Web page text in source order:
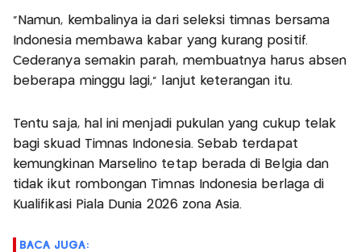
“Namun, kembalinya ia dari seleksi timnas bersama
Indonesia membawa kabar yang kurang positif.
Cederanya semakin parah, membuatnya harus absen
beberapa minggu lagi,” lanjut keterangan itu.
Tentu saja, hal ini menjadi pukulan yang cukup telak
bagi skuad Timnas Indonesia. Sebab terdapat
kemungkinan Marselino tetap berada di Belgia dan
tidak ikut rombongan Timnas Indonesia berlaga di
Kualifikasi Piala Dunia 2026 zona Asia.
BACA JUGA: